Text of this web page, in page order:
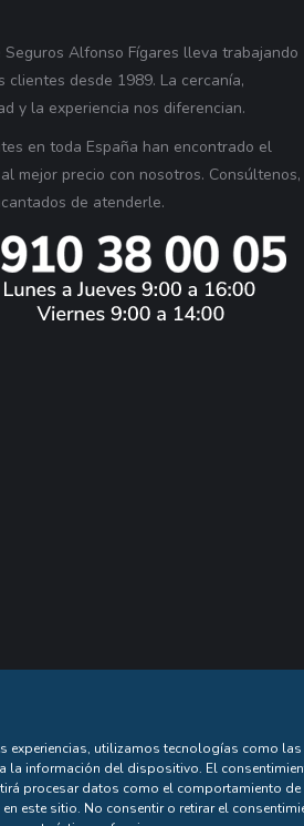
experiencias, utilizamos tecnologías como
la información del dispositivo. El
procesar datos como el comportamiento de
este sitio. No consentir o retirar el
Seguros Alfonso Fígares lleva trabajando
clientes desde 1989. La cercanía,
y la experiencia nos diferencian.
en toda España han encontrado el
mejor precio con nosotros. Consúltenos,
de atenderle.
Política de